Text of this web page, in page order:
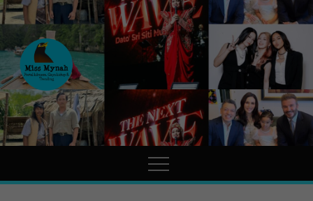
MissMynah
Portal Hiburan, Gaya Hidup
& Trending